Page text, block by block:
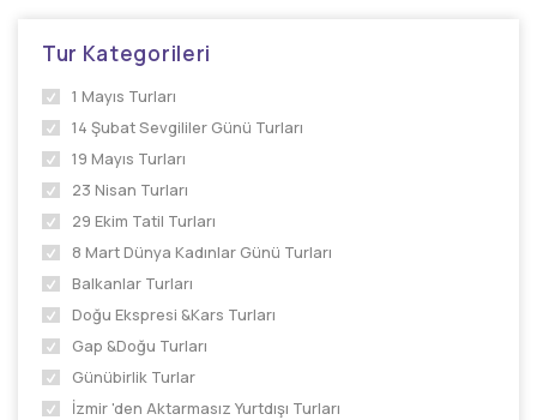
Tur Kategorileri
1 Mayıs Turları
14 Şubat Sevgililer Günü Turları
19 Mayıs Turları
23 Nisan Turları
29 Ekim Tatil Turları
8 Mart Dünya Kadınlar Günü Turları
Balkanlar Turları
Doğu Ekspresi &Kars Turları
Gap &Doğu Turları
Günübirlik Turlar
İzmir 'den Aktarmasız Yurtdışı Turları